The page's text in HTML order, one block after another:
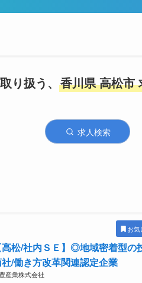
り扱う、 香川県 高松市
求人検索
お
⾼松/社内ＳＥ】◎地域密着型の
/働き⽅改⾰関連認定企業
産業株式会社